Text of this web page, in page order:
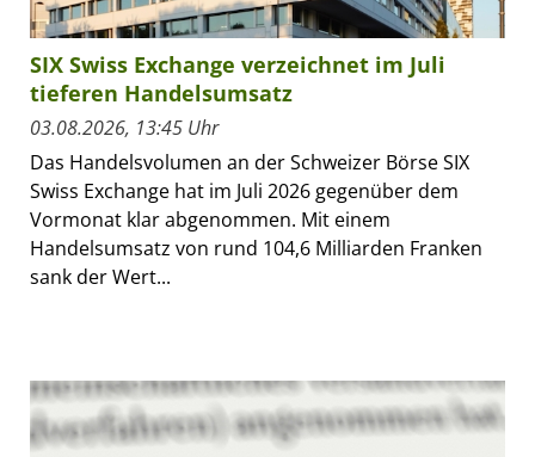
SIX Swiss Exchange verzeichnet im Juli
tieferen Handelsumsatz
03.08.2026, 13:45 Uhr
Das Handelsvolumen an der Schweizer Börse SIX
Swiss Exchange hat im Juli 2026 gegenüber dem
Vormonat klar abgenommen. Mit einem
Handelsumsatz von rund 104,6 Milliarden Franken
sank der Wert...